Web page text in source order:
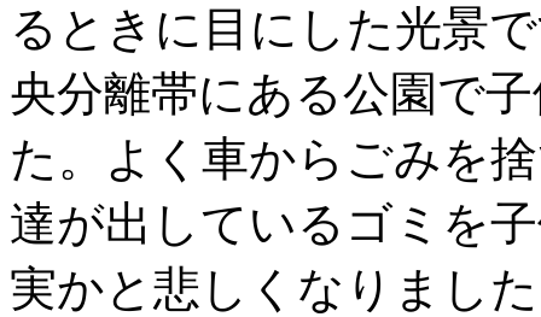
るときに目にした光景
央分離帯にある公園で
た。よく車からごみを
達が出しているゴミを
実かと悲しくなりまし